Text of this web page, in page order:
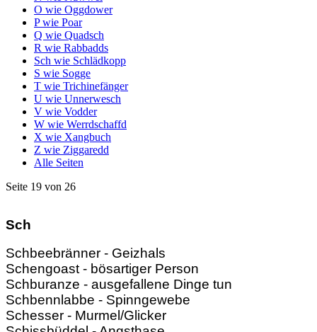
O wie Oggdower
P wie Poar
Q wie Quadsch
R wie Rabbadds
Sch wie Schlädkopp
S wie Sogge
T wie Trichinefänger
U wie Unnerwesch
V wie Vodder
W wie Werrdschaffd
X wie Xangbuch
Z wie Ziggaredd
Alle Seiten
Seite 19 von 26
Sch
Schbeebränner - Geizhals
Schengoast - bösartiger Person
Schburanze - ausgefallene Dinge tun
Schbennlabbe - Spinngewebe
Schesser - Murmel/Glicker